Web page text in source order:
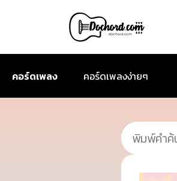
คอร์ดเพลง คอร์ดเพลงง่ายๆ